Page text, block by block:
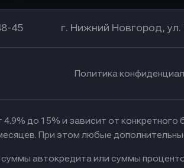
45 г. Нижний Новгород,
Политика
4.9% до 15% и зависит от
При этом любые
автокредита или суммы